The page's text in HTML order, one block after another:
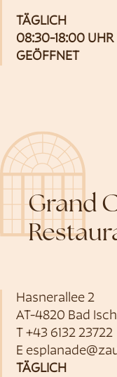
TÄGLICH
08:30-18:00 UHR
GEÖFFNET
Grand
Hasnerallee 2
AT-4820 Bad
T +43 6132 23722
E
TÄGLICH